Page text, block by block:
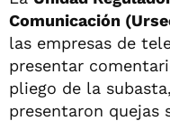
Comunicación
las empresas de
presentar
pliego de la
presentaron quejas